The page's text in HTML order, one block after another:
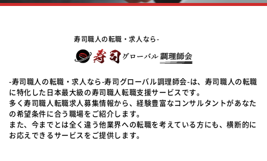
寿司職人の転職・求人なら-
-寿司職人の転職・求人なら-寿司グローバル調理師会-は、寿司職人の転職
に特化した日本最大級の寿司職人転職支援サービスです。
多く寿司職人転職求人募集情報から、経験豊富なコンサルタントがあなた
の希望条件に合う職場をご紹介します。
また、今までとは全く違う他業界への転職を考えている方にも、横断的に
お応えできるサービスをご提供します。